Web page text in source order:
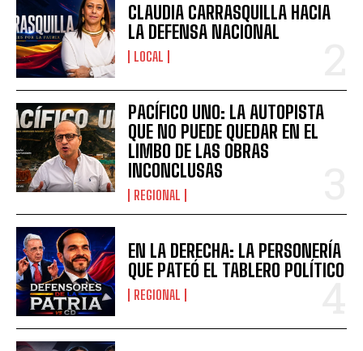
CLAUDIA CARRASQUILLA HACIA
LA DEFENSA NACIONAL
LOCAL
PACÍFICO UNO: LA AUTOPISTA
QUE NO PUEDE QUEDAR EN EL
LIMBO DE LAS OBRAS
INCONCLUSAS
REGIONAL
EN LA DERECHA: LA PERSONERÍA
QUE PATEÓ EL TABLERO POLÍTICO
REGIONAL